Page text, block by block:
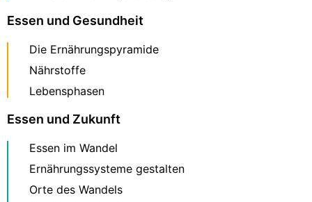
Essen und Gesundheit
Die Ernährungspyramide
Nährstoffe
Lebensphasen
Essen und Zukunft
Essen im Wandel
Ernährungssysteme gestalten
Orte des Wandels